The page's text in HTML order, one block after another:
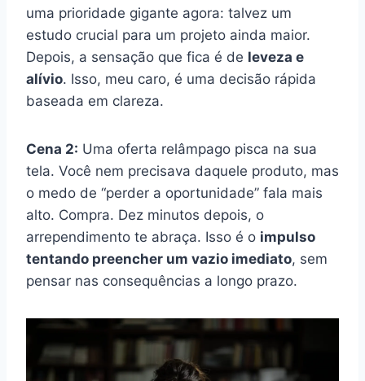
uma prioridade gigante agora: talvez um
estudo crucial para um projeto ainda maior.
Depois, a sensação que fica é de leveza e
alívio. Isso, meu caro, é uma decisão rápida
baseada em clareza.
Cena 2: Uma oferta relâmpago pisca na sua
tela. Você nem precisava daquele produto, mas
o medo de “perder a oportunidade” fala mais
alto. Compra. Dez minutos depois, o
arrependimento te abraça. Isso é o impulso
tentando preencher um vazio imediato, sem
pensar nas consequências a longo prazo.